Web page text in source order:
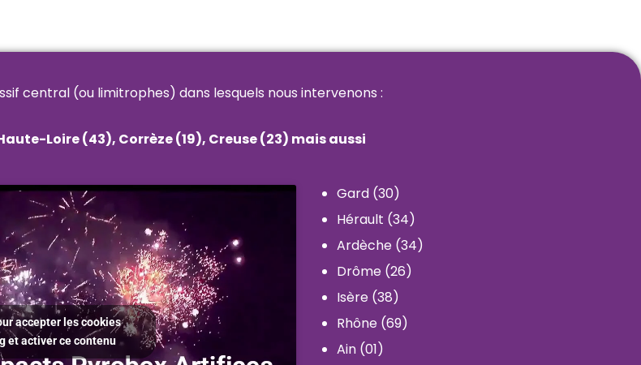
central (ou limitrophes) dans lesquels nous intervenons :
Loire (43), Corrèze (19), Creuse (23) mais aussi
accepter les cookies
et activer ce contenu
Gard (30)
Hérault (34)
Ardèche (34)
Drôme (26)
Isère (38)
Rhône (69)
Ain (01)